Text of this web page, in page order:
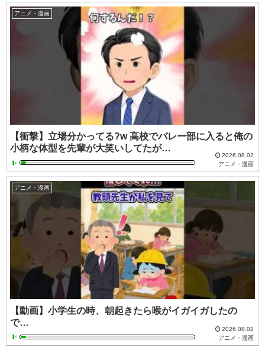
アニメ・漫画
【衝撃】立場分かってる?w 高校でバレー部に入ると俺の
小柄な体型を先輩が大笑いしてたが…
2026.08.02
アニメ・漫画
アニメ・漫画
【動画】小学生の時、朝起きたら喉がイガイガしたの
で…
2026.08.02
アニメ・漫画